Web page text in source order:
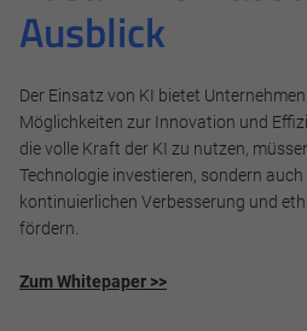
Ausblick
Der Einsatz von KI bietet
Möglichkeiten zur Innovation und
die volle Kraft der KI zu nutzen,
Technologie investieren, sondern
kontinuierlichen Verbesserung und
fördern.
Zum Whitepaper >>